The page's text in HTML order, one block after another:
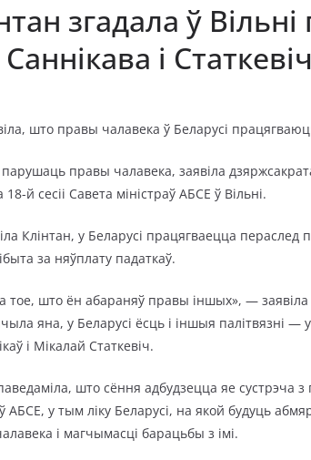
згадала ў Вільні
і
што правы чалавека ў Беларусі
правы чалавека, заявіла
й сесіі Савета міністраў АБСЕ ў Вільні.
Клінтан, у Беларусі працягваецца пераслед
за няўплату падаткаў.
тое, што ён абараняў правы іншых», —
яна, у Беларусі ёсць і іншыя палітвязні —
і Мікалай Статкевіч.
што сёння адбудзецца яе сустрэча з
АБСЕ, у тым ліку Беларусі, на якой будуць
і магчымасці барацьбы з імі.